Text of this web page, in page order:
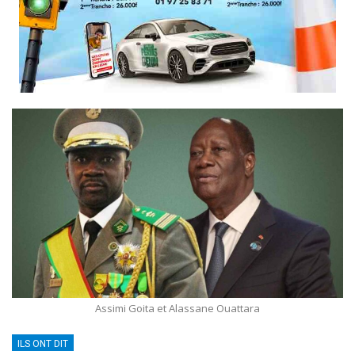
Assimi Goita et Alassane Ouattara
ILS ONT DIT